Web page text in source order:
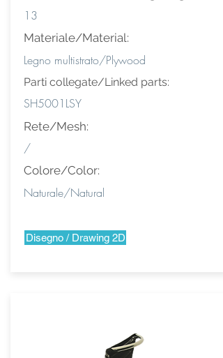
13
Materiale/Material:
Legno multistrato/Plywood
Parti collegate/Linked parts:
SH5001LSY
Rete/Mesh:
/
Colore/Color:
Naturale/Natural
Disegno / Drawing 2D